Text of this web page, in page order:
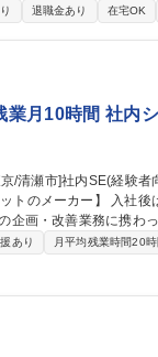
, 韓国, 台湾)への化学
ーンを擁し、将来的
学物質規制対
退職金あり 在宅OK
月10時間 社内
トのメーカー】 入社後
に携わって頂きます。 ■IT運用
社内問い合わせ対応(
の実施等■IT環境の企画
化ツールの作成・改修
等)、ITインフラの構築・運用、DX推進活
あり 月平均残業時間20時